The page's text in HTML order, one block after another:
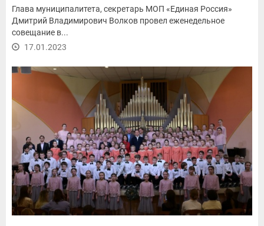
Глава муниципалитета, секретарь МОП «Единая Россия»
Дмитрий Владимирович Волков провел еженедельное
совещание в...
17.01.2023